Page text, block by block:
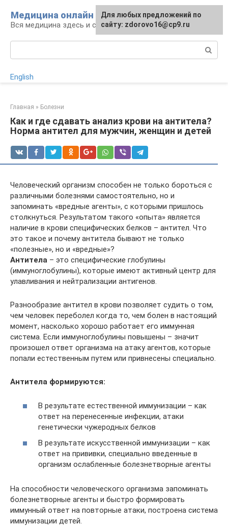
контенту
Медицина онлайн
Вся медицина здесь и сейчас
English
Главная » Болезни
Как и где сдавать анализ крови на антитела?
Норма антител для мужчин, женщин и детей
Человеческий организм способен не только бороться с
различными болезнями самостоятельно, но и
запоминать «вредные агенты», с которыми пришлось
столкнуться. Результатом такого «опыта» является
наличие в крови специфических белков – антител. Что
это такое и почему антитела бывают не только
«полезные», но и «вредные»?
Антитела – это специфические глобулины
(иммуноглобулины), которые имеют активный центр для
улавливания и нейтрализации антигенов.
Разнообразие антител в крови позволяет судить о том,
чем человек переболел когда то, чем болен в настоящий
момент, насколько хорошо работает его иммунная
система. Если иммуноглобулины повышены – значит
произошел ответ организма на атаку агентов, которые
попали естественным путем или привнесены специально.
Антитела формируются:
В результате естественной иммунизации – как
ответ на перенесенные инфекции, атаки
генетически чужеродных белков
В результате искусственной иммунизации – как
ответ на прививки, специально введенные в
организм ослабленные болезнетворные агенты
На способности человеческого организма запоминать
болезнетворные агенты и быстро формировать
иммунный ответ на повторные атаки, построена система
иммунизации детей.
Для любых предложений по
сайту: zdorovo16@cp9.ru